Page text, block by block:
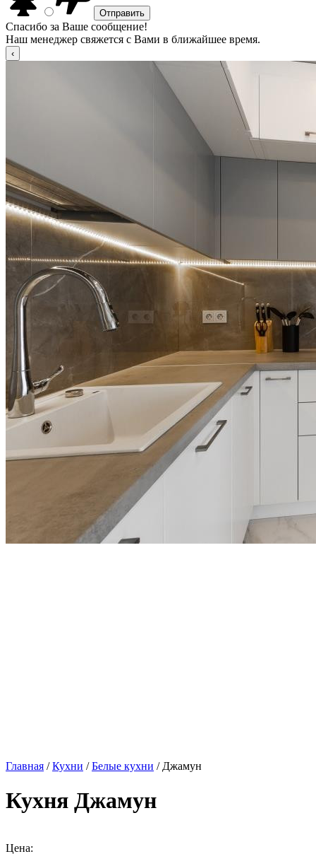
Спасибо за Ваше сообщение!
Наш менеджер свяжется с Вами в ближайшее время.
Главная /Кухни /Белые кухни / Джамун
Кухня Джамун
Цена: